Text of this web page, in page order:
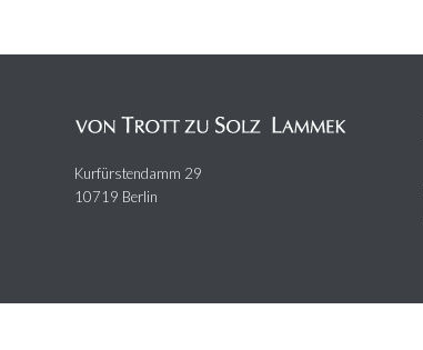
Kurfürstendamm 29
10719 Berlin